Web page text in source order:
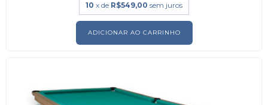
10 x de R$549,00 sem juros
ADICIONAR AO CARRINHO